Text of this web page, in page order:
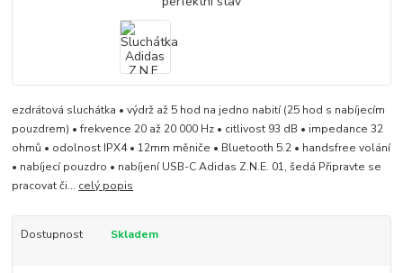
ezdrátová sluchátka • výdrž až 5 hod na jedno nabití (25 hod s nabíjecím
pouzdrem) • frekvence 20 až 20 000 Hz • citlivost 93 dB • impedance 32
ohmů • odolnost IPX4 • 12mm měniče • Bluetooth 5.2 • handsfree volání
• nabíjecí pouzdro • nabíjení USB-C Adidas Z.N.E. 01, šedá Připravte se
pracovat či... celý popis
Dostupnost Skladem